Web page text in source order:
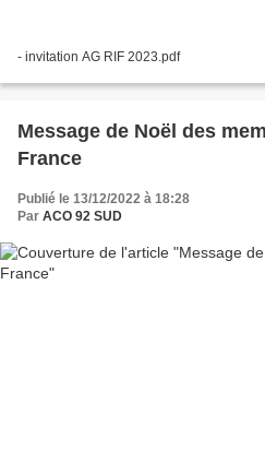
- invitation AG RIF 2023.pdf
Message de Noël des
France
Publié le 13/12/2022 à 18:28
Par ACO 92 SUD